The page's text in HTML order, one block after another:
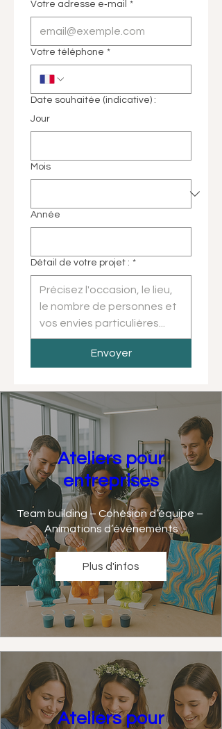
Votre adresse e‑mail *
Votre téléphone *
Date souhaitée (indicative) :
Jour
Mois
Année
Détail de votre projet : *
Envoyer
Ateliers pour
entreprises
Team building – Cohésion d’équipe –
Animations d’événements
Plus d'infos
Ateliers pour